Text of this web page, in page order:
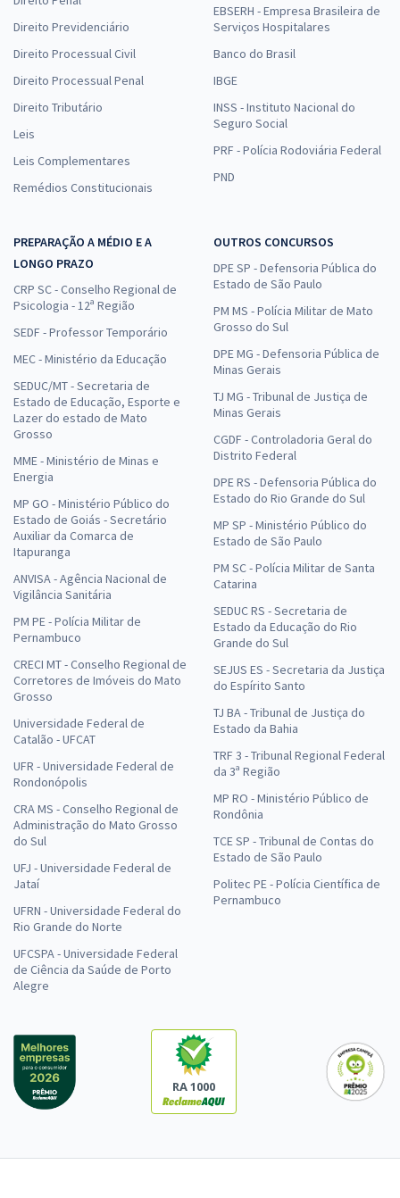
Direito Previdenciário
Direito Processual Civil
Direito Processual Penal
Direito Tributário
Leis
Leis Complementares
Remédios Constitucionais
EBSERH - Empresa Brasileira de
Serviços Hospitalares
Banco do Brasil
IBGE
INSS - Instituto Nacional do
Seguro Social
PRF - Polícia Rodoviária Federal
PND
PREPARAÇÃO A MÉDIO E A
LONGO PRAZO
CRP SC - Conselho Regional de
Psicologia - 12ª Região
SEDF - Professor Temporário
MEC - Ministério da Educação
SEDUC/MT - Secretaria de
Estado de Educação, Esporte e
Lazer do estado de Mato
Grosso
MME - Ministério de Minas e
Energia
MP GO - Ministério Público do
Estado de Goiás - Secretário
Auxiliar da Comarca de
Itapuranga
ANVISA - Agência Nacional de
Vigilância Sanitária
PM PE - Polícia Militar de
Pernambuco
CRECI MT - Conselho Regional de
Corretores de Imóveis do Mato
Grosso
Universidade Federal de
Catalão - UFCAT
UFR - Universidade Federal de
Rondonópolis
CRA MS - Conselho Regional de
Administração do Mato Grosso
do Sul
UFJ - Universidade Federal de
Jataí
UFRN - Universidade Federal do
Rio Grande do Norte
UFCSPA - Universidade Federal
de Ciência da Saúde de Porto
Alegre
OUTROS CONCURSOS
DPE SP - Defensoria Pública do
Estado de São Paulo
PM MS - Polícia Militar de Mato
Grosso do Sul
DPE MG - Defensoria Pública de
Minas Gerais
TJ MG - Tribunal de Justiça de
Minas Gerais
CGDF - Controladoria Geral do
Distrito Federal
DPE RS - Defensoria Pública do
Estado do Rio Grande do Sul
MP SP - Ministério Público do
Estado de São Paulo
PM SC - Polícia Militar de Santa
Catarina
SEDUC RS - Secretaria de
Estado da Educação do Rio
Grande do Sul
SEJUS ES - Secretaria da Justiça
do Espírito Santo
TJ BA - Tribunal de Justiça do
Estado da Bahia
TRF 3 - Tribunal Regional Federal
da 3ª Região
MP RO - Ministério Público de
Rondônia
TCE SP - Tribunal de Contas do
Estado de São Paulo
Politec PE - Polícia Científica de
Pernambuco
RA 1000